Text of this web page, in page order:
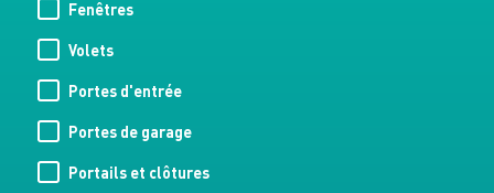
Fenêtres
Volets
Portes d'entrée
Portes de garage
Portails et clôtures